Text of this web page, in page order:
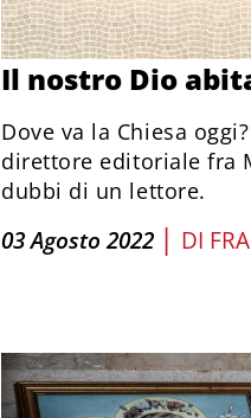
Il nostro Dio
Dove va la Chiesa
direttore editoriale fra
dubbi di un lettore.
03 Agosto 2022 | DI